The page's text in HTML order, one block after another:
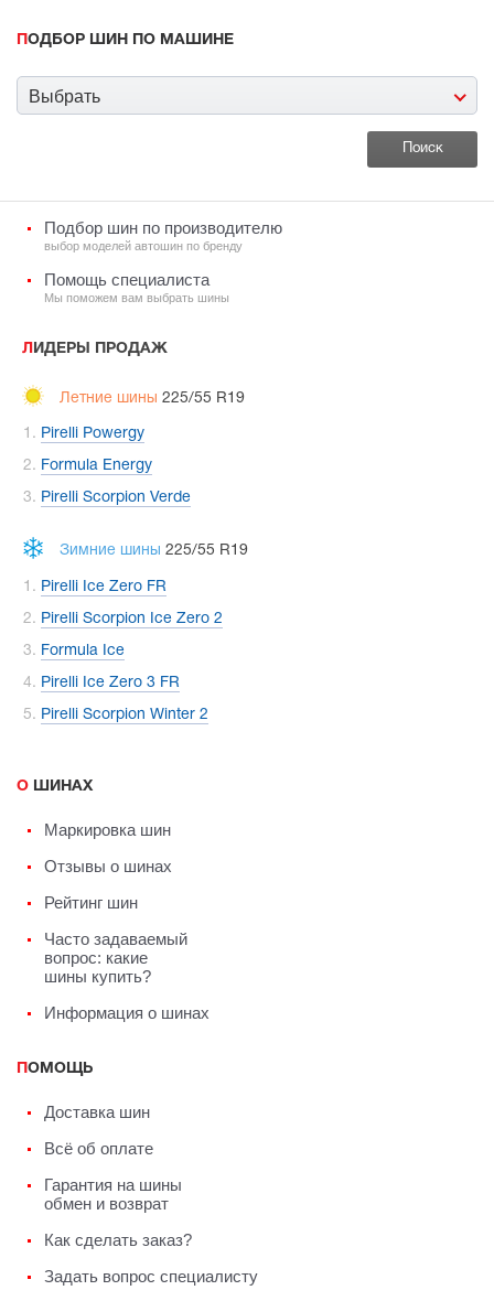
ПОДБОР ШИН ПО МАШИНЕ
Выбрать
Подбор шин по производителю
выбор моделей автошин по бренду
Помощь специалиста
Мы поможем вам выбрать шины
ЛИДЕРЫ ПРОДАЖ
Летние шины 225/55 R19
Pirelli Powergy
Formula Energy
Pirelli Scorpion Verde
Зимние шины 225/55 R19
Pirelli Ice Zero FR
Pirelli Scorpion Ice Zero 2
Formula Ice
Pirelli Ice Zero 3 FR
Pirelli Scorpion Winter 2
О ШИНАХ
Маркировка шин
Отзывы о шинах
Рейтинг шин
Часто задаваемый
вопрос: какие
шины купить?
Информация о шинах
ПОМОЩЬ
Доставка шин
Всё об оплате
Гарантия на шины
обмен и возврат
Как сделать заказ?
Задать вопрос специалисту